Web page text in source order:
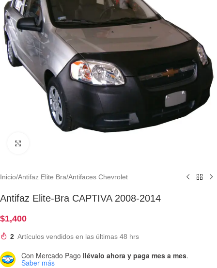
Inicio/Antifaz Elite Bra/Antifaces Chevrolet
Antifaz Elite-Bra CAPTIVA 2008-2014
$1,400
2 Artículos vendidos en las últimas 48 hrs
Con Mercado Pago llévalo ahora y paga mes a mes.
Saber más